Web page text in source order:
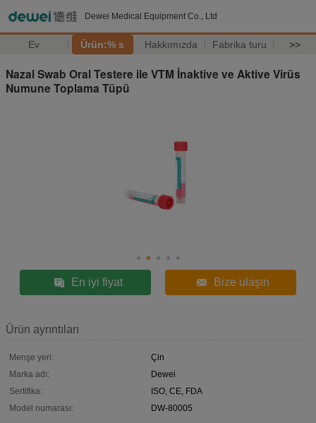
Dewei Medical Equipment Co., Ltd
Ev Ürün:% s Hakkımızda Fabrika turu >>
Nazal Swab Oral Testere ile VTM İnaktive ve Aktive Virüs
Numune Toplama Tüpü
En iyi fiyat Bize ulaşın
Ürün ayrıntıları
Menşe yeri:
Çin
Marka adı:
Dewei
Sertifika:
ISO, CE, FDA
Model numarası:
DW-80005